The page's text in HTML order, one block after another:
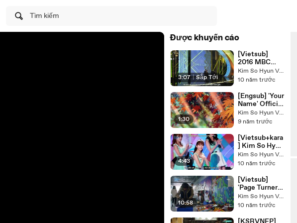
Tìm kiếm
Được khuyến cáo
3:07 | Sắp Tới
[Vietsub]
2016 MBC
Drama
Awards- Kim
Seung Ho cut
Kim So Hyun VietNam - Raining Land
10 năm trước
1:30
[Engsub] 'Your
Name' Official
Trailer
(Korean
Verison)
Kim So Hyun VietNam - Raining Land
9 năm trước
4:43
[Vietsub+kara
] Kim So Hyun
- Special
Performance
@2014 MBC
Entertainmen
t Awards
Kim So Hyun VietNam - Raining Land
10 năm trước
10:58
[Vietsub]
'Page Turner'
Pre-release
Ep 2
Kim So Hyun VietNam - Raining Land
10 năm trước